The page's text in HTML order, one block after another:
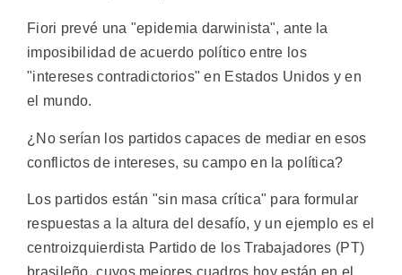
Fiori prevé una "epidemia darwinista", ante la
imposibilidad de acuerdo político entre los
"intereses contradictorios" en Estados Unidos y en
el mundo.
¿No serían los partidos capaces de mediar en esos
conflictos de intereses, su campo en la política?
Los partidos están "sin masa crítica" para formular
respuestas a la altura del desafío, y un ejemplo es el
centroizquierdista Partido de los Trabajadores (PT)